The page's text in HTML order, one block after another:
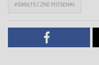
#ŚWIĄTECZNE PIOSENKI